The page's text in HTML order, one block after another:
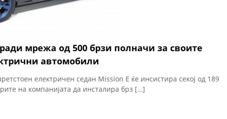
мрежа од 500 брзи полначи за своите
автомобили
електричен седан Mission E ќе инсистира секој од 189
на компанијата да инсталира брз […]